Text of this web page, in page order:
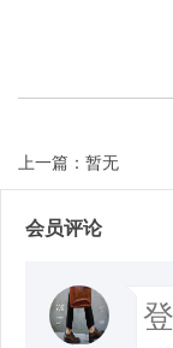
上一篇：暂无
会员评论